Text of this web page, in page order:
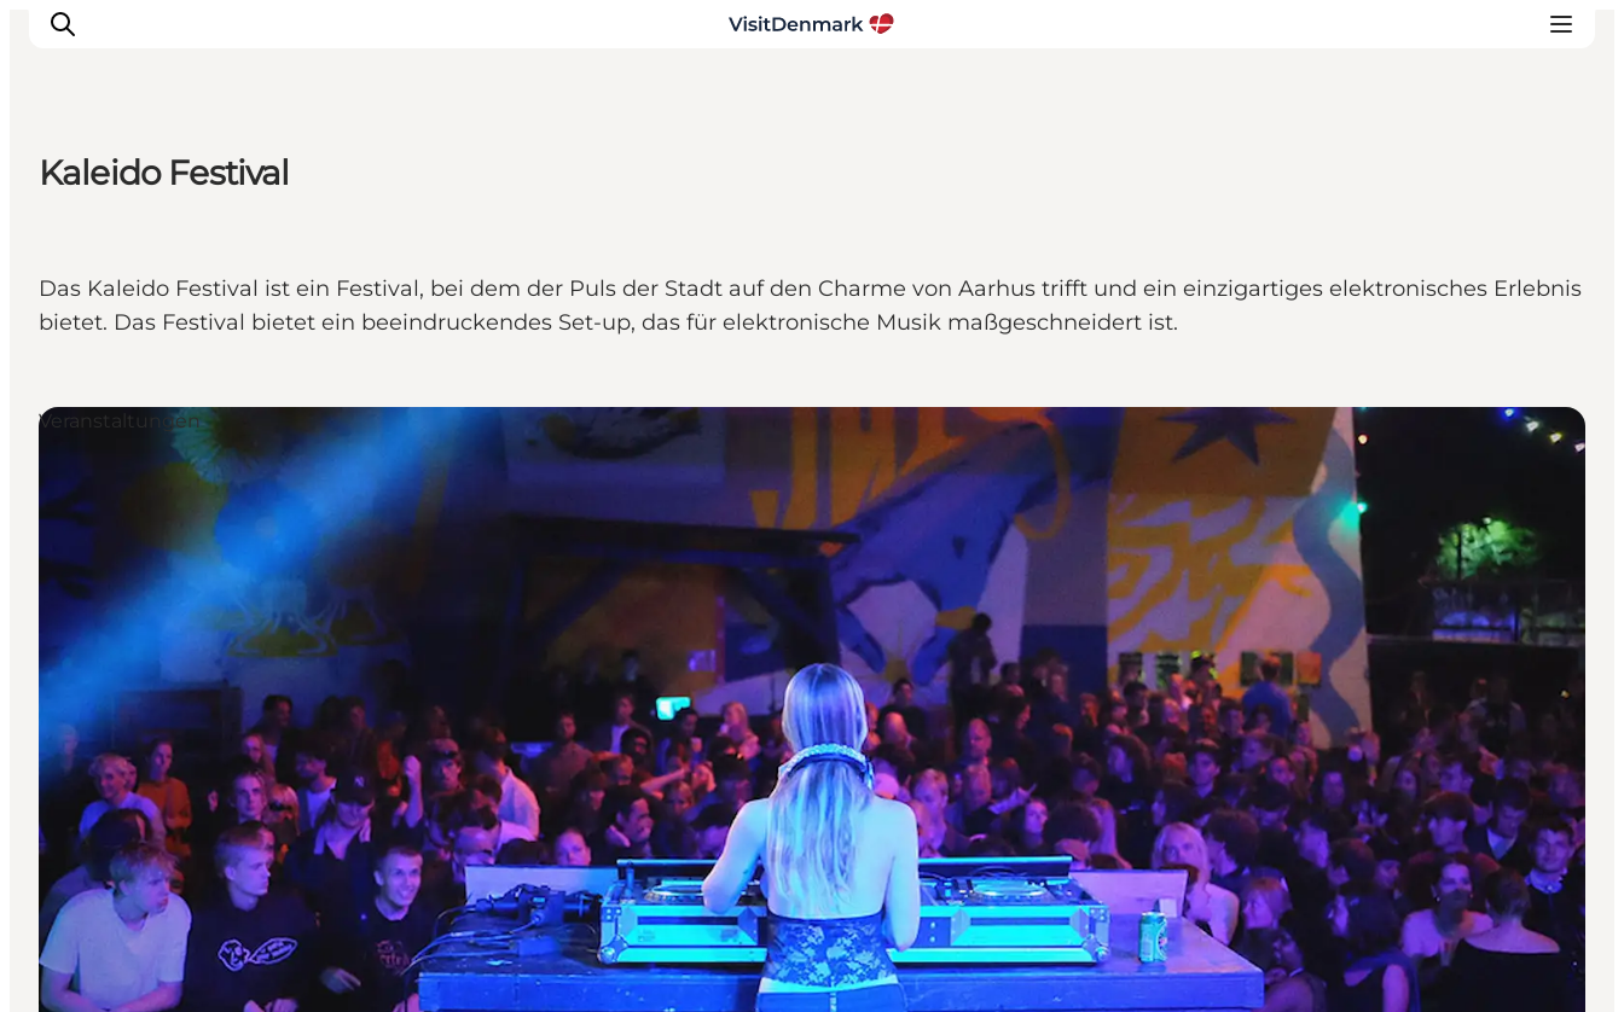
Erlebnisse
Unterkünfte
Kaleido Festival
Das Kaleido Festival ist ein Festival, bei dem der Puls der Stadt auf den Charme von Aarhus trifft und ein einzigartiges elektronisches Erlebnis
bietet. Das Festival bietet ein beeindruckendes Set-up, das für elektronische Musik maßgeschneidert ist.
Veranstaltungen